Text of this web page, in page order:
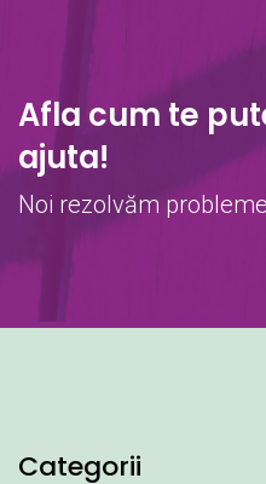
Afla cum te
ajuta!
Noi rezolvăm
Categorii